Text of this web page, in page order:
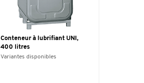
Conteneur à lubrifiant UNI,
400 litres
Variantes disponibles